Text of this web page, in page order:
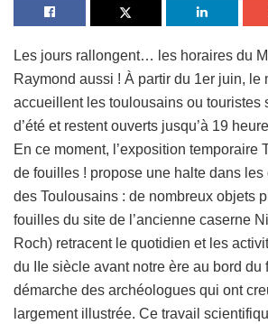
Les jours rallongent… les horaires du
Raymond aussi ! À partir du 1er juin, le
accueillent les toulousains ou touristes
d’été et restent ouverts jusqu’à 19
En ce moment, l’exposition temporaire
de fouilles ! propose une halte dans
des Toulousains : de nombreux objets
fouilles du site de l’ancienne caserne
Roch) retracent le quotidien et les
du IIe siècle avant notre ère au bord du
démarche des archéologues qui ont
largement illustrée. Ce travail